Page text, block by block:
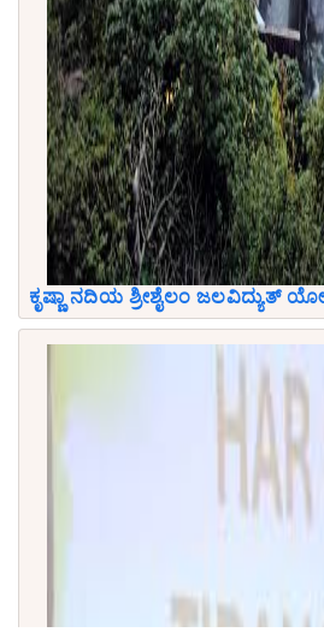
ಕೃಷ್ಣಾ ನದಿಯ ಶ್ರೀಶೈಲಂ ಜಲವಿದ್ಯುತ್